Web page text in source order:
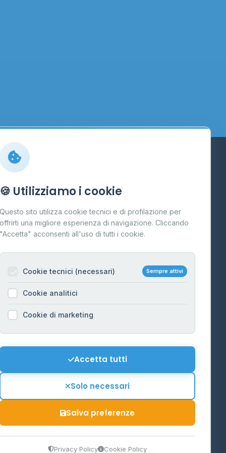
Alto
Contatti
Per gestori
Informazioni legali
Privacy Policy
Cookie Policy
Mappa del sito
Contattaci
🍪 Utilizziamo i cookie
Questo sito utilizza cookie tecnici e di profilazione per
offrirti una migliore esperienza di navigazione. Cliccando
"Accetta" acconsenti all'uso di tutti i cookie.
Cookie tecnici (necessari) Sempre attivi
Cookie analitici
Cookie di marketing
Accetta tutti
Solo necessari
Salva preferenze
Privacy Policy Cookie Policy